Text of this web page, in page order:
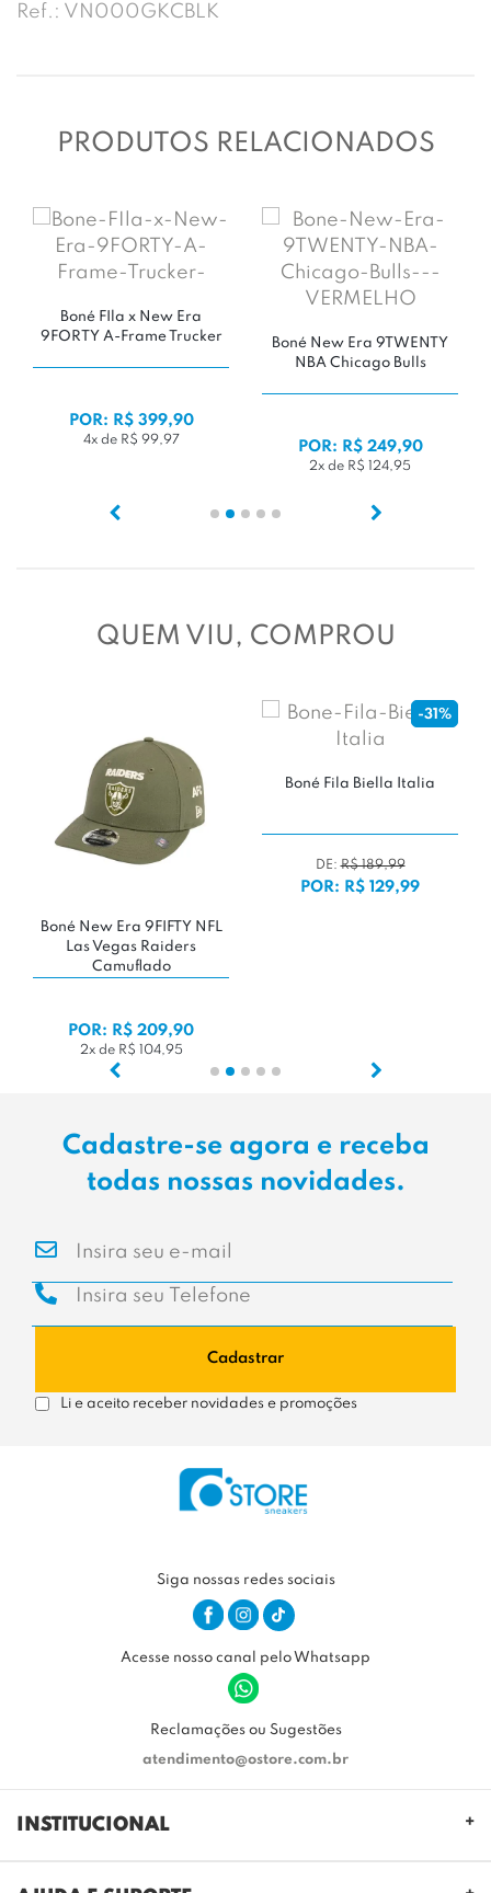
Ref.: VN000GKCBLK
PRODUTOS RELACIONADOS
Boné FIla x New Era
9FORTY A-Frame Trucker
POR: R$ 399,90
4x de R$ 99,97
Boné New Era 9TWENTY
NBA Chicago Bulls
POR: R$ 249,90
2x de R$ 124,95
QUEM VIU, COMPROU
Boné New Era 9FIFTY NFL
Las Vegas Raiders
Camuflado
POR: R$ 209,90
2x de R$ 104,95
-31%
Boné Fila Biella Italia
DE:R$ 189,99
POR: R$ 129,99
Cadastre-se agora e receba
todas nossas novidades.
Cadastrar
Li e aceito receber novidades e promoções
Siga nossas redes sociais
Acesse nosso canal pelo Whatsapp
Reclamações ou Sugestões
atendimento@ostore.com.br
INSTITUCIONAL